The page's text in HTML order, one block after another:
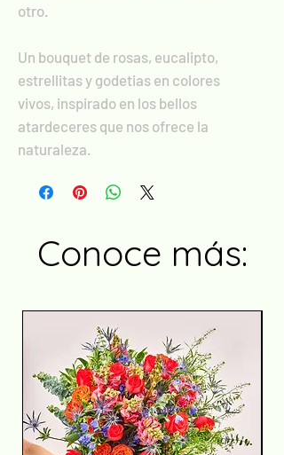
otro.
Un bouquet de rosas, eucalipto,
estrellitas y godetias en colores
vivos, inspirado en los bellos
atardeceres que nos ofrece la
naturaleza.
Conoce más: